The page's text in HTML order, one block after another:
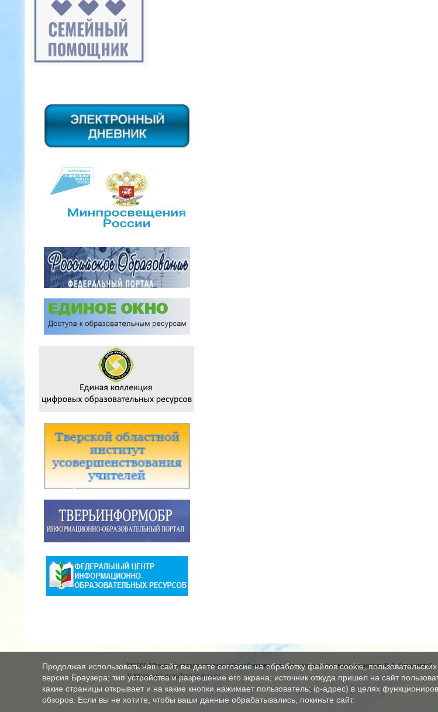
МБОУ "Луковниковская средняя общеобразовательная школа имени вице-адмирала В.А. Корнилова"
© Конструктор сайтовNubex.ru
Продолжая использовать наш сайт, вы даете согласие на обработку файлов cookie,
версия Браузера; тип устройства и разрешение его экрана; источник откуда пришел на сайт
какие страницы открывает и на какие кнопки нажимает пользователь; ip-адрес) в целях
обзоров. Если вы не хотите, чтобы ваши данные обрабатывались, покиньте сайт.